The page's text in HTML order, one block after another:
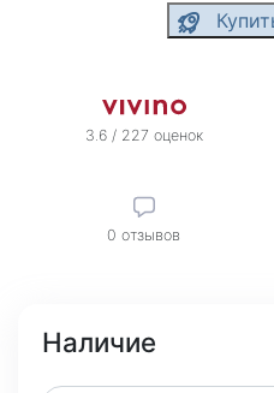
3.6 / 227 оценок
0 отзывов
Наличие